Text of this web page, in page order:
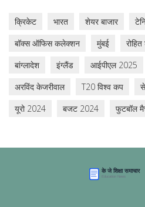
क्रिकेट भारत शेयर बाजार
बॉक्स ऑफिस कलेक्शन
मुंबई रोहित
बांग्लादेश
इंग्लैंड आईपीएल 2025
अरविंद केजरीवाल
T20 विश्व कप
यूरो 2024
बजट 2024 फुटबॉल